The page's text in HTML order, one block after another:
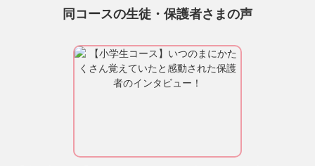
同コースの生徒・保護者さまの声